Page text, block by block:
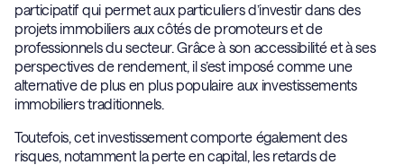
participatif qui permet aux particuliers d’investir dans des
projets immobiliers aux côtés de promoteurs et de
professionnels du secteur. Grâce à son accessibilité et à ses
perspectives de rendement, il s’est imposé comme une
alternative de plus en plus populaire aux investissements
immobiliers traditionnels.
Toutefois, cet investissement comporte également des
risques, notamment la perte en capital, les retards de